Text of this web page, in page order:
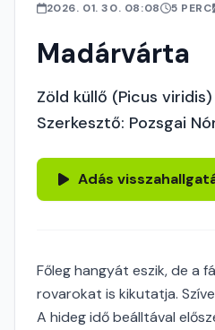
2026. 01. 30. 08:08 5 PERC
Madárvárta
Zöld küllő (Picus viridis)
Szerkesztő: Pozsgai
Adás
Főleg hangyát eszik, de a
rovarokat is kikutatja.
A hideg idő beálltával